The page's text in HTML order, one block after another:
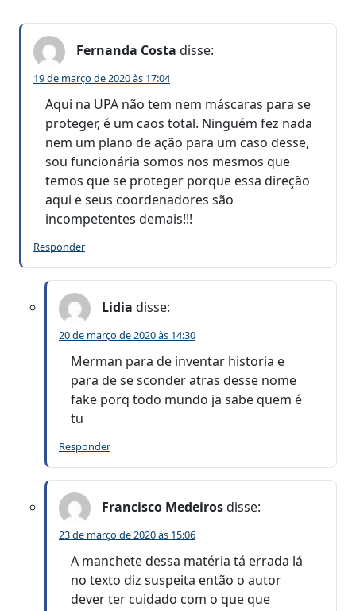
Fernanda Costa disse:
19 de março de 2020 às 17:04
Aqui na UPA não tem nem máscaras para se
proteger, é um caos total. Ninguém fez nada
nem um plano de ação para um caso desse,
sou funcionária somos nos mesmos que
temos que se proteger porque essa direção
aqui e seus coordenadores são
incompetentes demais!!!
Responder
Lidia disse:
20 de março de 2020 às 14:30
Merman para de inventar historia e
para de se sconder atras desse nome
fake porq todo mundo ja sabe quem é
tu
Responder
Francisco Medeirosdisse:
23 de março de 2020 às 15:06
A manchete dessa matéria tá errada lá
no texto diz suspeita então o autor
dever ter cuidado com o que que